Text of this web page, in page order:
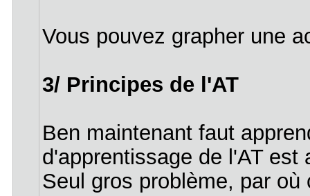
Vous pouvez grapher une
3/ Principes de l'AT
Ben maintenant faut
d'apprentissage de l'AT
Seul gros problème, par